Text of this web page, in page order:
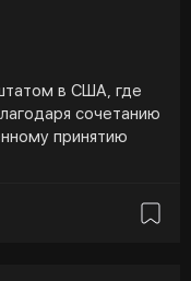
(A)-(
формироваться
бычий
просто
в США, где
сочетанию
принятию